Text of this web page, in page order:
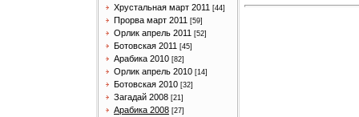
Хрустальная март 2011 [44]
Прорва март 2011 [59]
Орлик апрель 2011 [52]
Ботовская 2011 [45]
Арабика 2010 [82]
Орлик апрель 2010 [14]
Ботовская 2010 [32]
Загадай 2008 [21]
Арабика 2008 [27]